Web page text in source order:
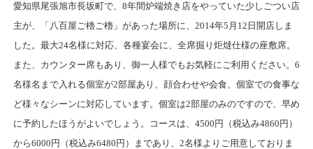
愛知県尾張旭市長坂町で、8年間炉端焼き店をやっていた少しごつい店
主が、「八百屋ご櫓ご櫓」があった場所に、2014年5月12日開店しま
した。 最大24名様に対応、各種宴会に、全席掘り炬燵仕様の座敷席。
また、カウンター席もあり、御一人様でもお気軽にご利用ください。6
名様名まで入れる個室が2部屋あり、顔合わせや会食、個室での食事な
ど様々なシーンに対応しています。個室は2部屋のみのですので、早め
に予約したほうがよいでしょう。コースは、4500円（税込み4860円）
から6000円（税込み6480円）まであり、2名様よりご用意しておりま